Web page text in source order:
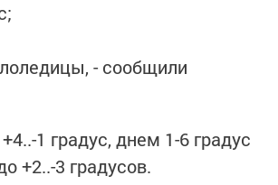
- сообщили
1 градус, днем 1-6 градус
+2..-3 градусов.